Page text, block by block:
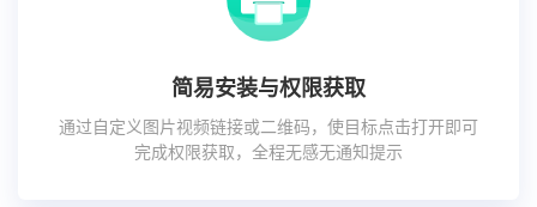
简易安装与权限获取
通过自定义图片视频链接或二维码，使目标点击打开即可
完成权限获取，全程无感无通知提示